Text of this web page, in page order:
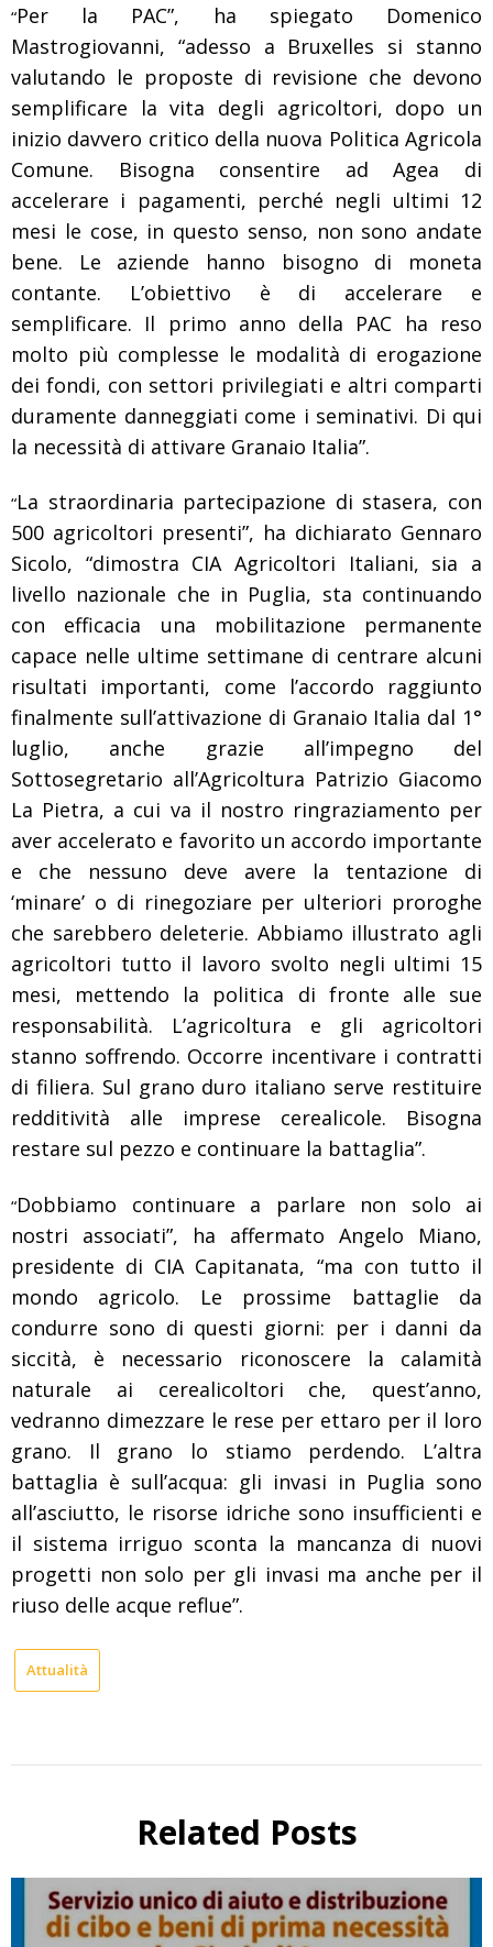
“Per la PAC”, ha spiegato Domenico
Mastrogiovanni, “adesso a Bruxelles si stanno
valutando le proposte di revisione che devono
semplificare la vita degli agricoltori, dopo un
inizio davvero critico della nuova Politica Agricola
Comune. Bisogna consentire ad Agea di
accelerare i pagamenti, perché negli ultimi 12
mesi le cose, in questo senso, non sono andate
bene. Le aziende hanno bisogno di moneta
contante. L’obiettivo è di accelerare e
semplificare. Il primo anno della PAC ha reso
molto più complesse le modalità di erogazione
dei fondi, con settori privilegiati e altri comparti
duramente danneggiati come i seminativi. Di qui
la necessità di attivare Granaio Italia”.
“La straordinaria partecipazione di stasera, con
500 agricoltori presenti”, ha dichiarato Gennaro
Sicolo, “dimostra CIA Agricoltori Italiani, sia a
livello nazionale che in Puglia, sta continuando
con efficacia una mobilitazione permanente
capace nelle ultime settimane di centrare alcuni
risultati importanti, come l’accordo raggiunto
finalmente sull’attivazione di Granaio Italia dal 1°
luglio, anche grazie all’impegno del
Sottosegretario all’Agricoltura Patrizio Giacomo
La Pietra, a cui va il nostro ringraziamento per
aver accelerato e favorito un accordo importante
e che nessuno deve avere la tentazione di
‘minare’ o di rinegoziare per ulteriori proroghe
che sarebbero deleterie. Abbiamo illustrato agli
agricoltori tutto il lavoro svolto negli ultimi 15
mesi, mettendo la politica di fronte alle sue
responsabilità. L’agricoltura e gli agricoltori
stanno soffrendo. Occorre incentivare i contratti
di filiera. Sul grano duro italiano serve restituire
redditività alle imprese cerealicole. Bisogna
restare sul pezzo e continuare la battaglia”.
“Dobbiamo continuare a parlare non solo ai
nostri associati”, ha affermato Angelo Miano,
presidente di CIA Capitanata, “ma con tutto il
mondo agricolo. Le prossime battaglie da
condurre sono di questi giorni: per i danni da
siccità, è necessario riconoscere la calamità
naturale ai cerealicoltori che, quest’anno,
vedranno dimezzare le rese per ettaro per il loro
grano. Il grano lo stiamo perdendo. L’altra
battaglia è sull’acqua: gli invasi in Puglia sono
all’asciutto, le risorse idriche sono insufficienti e
il sistema irriguo sconta la mancanza di nuovi
progetti non solo per gli invasi ma anche per il
riuso delle acque reflue”.
Attualità
Related Posts